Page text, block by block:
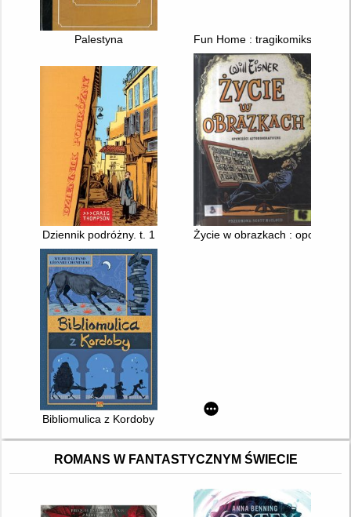
Palestyna Fun Home : tragikomiks
Dziennik podróżny. t. 1 Życie w obrazkach : opowieści
Bibliomulica z Kordoby
ROMANS W FANTASTYCZNYM ŚWIECIE